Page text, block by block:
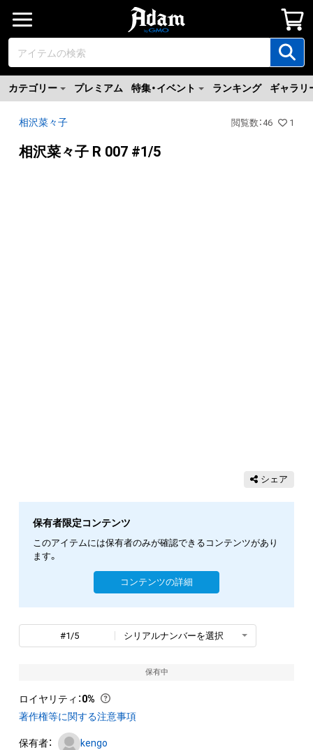
カテゴリー プレミアム 特集・イベント ランキング ギャラリ
相沢菜々子 閲覧数 ：46 1
相沢菜々子 R 007 #1/5
シェア
保有者限定コンテンツ
このアイテムには保有者のみが確認できるコンテンツがあり
ます。
コンテンツの詳細
#1/5 シリアルナンバーを選択
保有中
ロイヤリティ ：0%
著作権等に関する注意事項
保有者： kengo